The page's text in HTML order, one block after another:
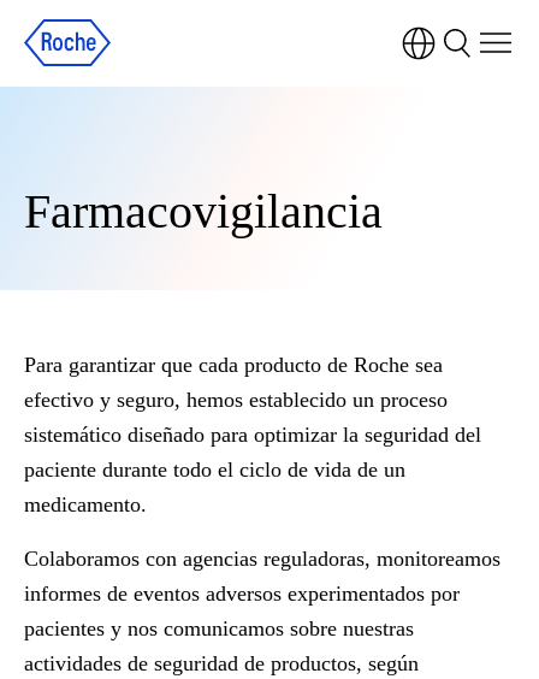
Farmacovigilancia
Para garantizar que cada producto de Roche sea
efectivo y seguro, hemos establecido un proceso
sistemático diseñado para optimizar la seguridad del
paciente durante todo el ciclo de vida de un
medicamento.
Colaboramos con agencias reguladoras, monitoreamos
informes de eventos adversos experimentados por
pacientes y nos comunicamos sobre nuestras
actividades de seguridad de productos, según